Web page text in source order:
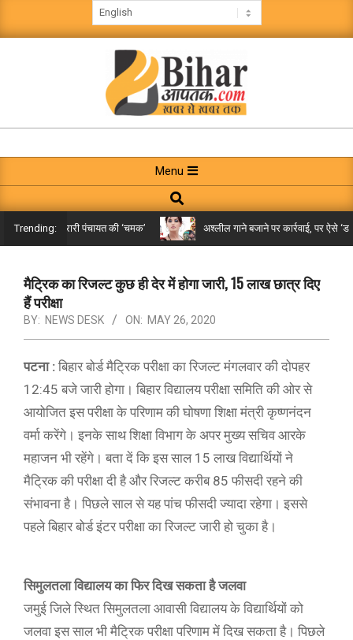
to
BIHAR
AAPTAK
Navigation
Menu
Menu
Search
Trending:
तक पहुंची गरारी पंचायत की ‘चमक’ अश्लील गाने बजाने पर कार्रवाई, पर ऐसे ‘डबल
मैट्रिक का रिजल्ट कुछ ही देर में होगा जारी, 15 लाख छात्र दिए
हैं परीक्षा
BY: NEWS DESK ON: MAY 26, 2020
पटना : बिहार बोर्ड मैट्रिक परीक्षा का रिजल्ट मंगलवार की दोपहर
12:45 बजे जारी होगा। बिहार विद्यालय परीक्षा समिति की ओर से
आयोजित इस परीक्षा के परिणाम की घोषणा शिक्षा मंत्री कृष्णनंदन
वर्मा करेंगे। इनके साथ शिक्षा विभाग के अपर मुख्य सचिव आरके
महाजन भी रहेंगे। बता दें कि इस साल 15 लाख विद्यार्थियों ने
मैट्रिक की परीक्षा दी है और रिजल्ट करीब 85 फीसदी रहने की
संभावना है। पिछले साल से यह पांच फीसदी ज्यादा रहेगा। इससे
पहले बिहार बोर्ड इंटर परीक्षा का रिजल्ट जारी हो चुका है।
सिमुलतला विद्यालय का फिर दिख सकता है जलवा
जमुई जिले स्थित सिमुलतला आवासी विद्यालय के विद्यार्थियों को
जलवा इस साल भी मैट्रिक परीक्षा परिणाम में दिख सकता है। पिछले